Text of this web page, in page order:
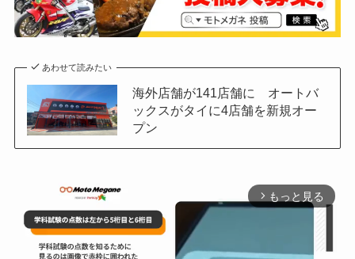
あわせて読みたい
海外店舗が141店舗に オートバ
ックスがタイに4店舗を新規オー
プン
arrow_forward_ios もっと見る